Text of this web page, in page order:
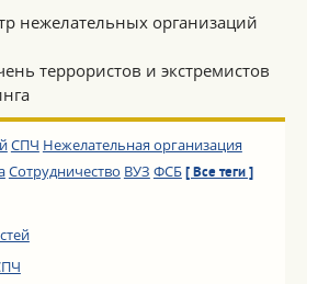
нежелательных организаций
террористов и экстремистов
СПЧ Нежелательная организация
Сотрудничество ВУЗ ФСБ [ Все теги ]